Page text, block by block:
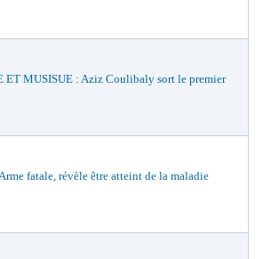
MUSISUE : Aziz Coulibaly sort le premier
fatale, révèle être atteint de la maladie